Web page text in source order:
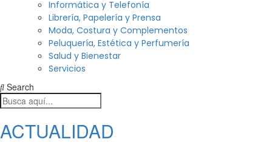
Informática y Telefonía
Librería, Papelería y Prensa
Moda, Costura y Complementos
Peluquería, Estética y Perfumería
Salud y Bienestar
Servicios
Search
ACTUALIDAD